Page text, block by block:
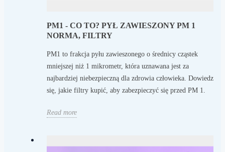
PM1 - CO TO? PYŁ ZAWIESZONY PM 1
NORMA, FILTRY
PM1 to frakcja pyłu zawieszonego o średnicy cząstek
mniejszej niż 1 mikrometr, która uznawana jest za
najbardziej niebezpieczną dla zdrowia człowieka. Dowiedz
się, jakie filtry kupić, aby zabezpieczyć się przed PM 1.
Read more